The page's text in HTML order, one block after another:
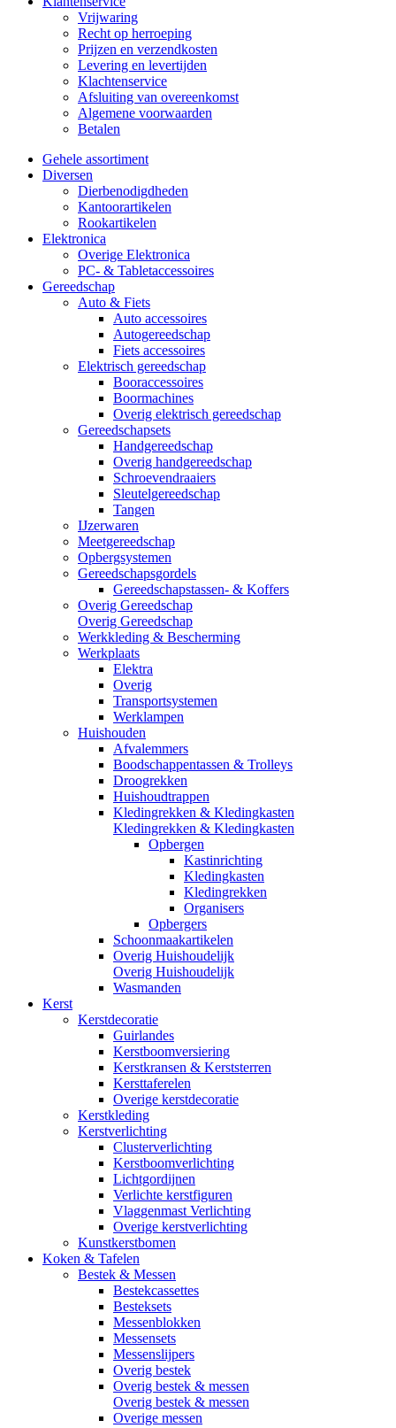
Vrijwaring
Recht op herroeping
Prijzen en verzendkosten
Levering en levertijden
Klachtenservice
Afsluiting van overeenkomst
Algemene voorwaarden
Betalen
Gehele assortiment
Diversen
Dierbenodigdheden
Kantoorartikelen
Rookartikelen
Elektronica
Overige Elektronica
PC- & Tabletaccessoires
Gereedschap
Auto & Fiets
Auto accessoires
Autogereedschap
Fiets accessoires
Elektrisch gereedschap
Booraccessoires
Boormachines
Overig elektrisch gereedschap
Gereedschapsets
Handgereedschap
Overig handgereedschap
Schroevendraaiers
Sleutelgereedschap
Tangen
IJzerwaren
Meetgereedschap
Opbergsystemen
Gereedschapsgordels
Gereedschapstassen- & Koffers
Overig Gereedschap
Overig Gereedschap
Werkkleding & Bescherming
Werkplaats
Elektra
Overig
Transportsystemen
Werklampen
Huishouden
Afvalemmers
Boodschappentassen & Trolleys
Droogrekken
Huishoudtrappen
Kledingrekken & Kledingkasten
Kledingrekken & Kledingkasten
Opbergen
Kastinrichting
Kledingkasten
Kledingrekken
Organisers
Opbergers
Schoonmaakartikelen
Overig Huishoudelijk
Overig Huishoudelijk
Wasmanden
Kerst
Kerstdecoratie
Guirlandes
Kerstboomversiering
Kerstkransen & Kerststerren
Kersttaferelen
Overige kerstdecoratie
Kerstkleding
Kerstverlichting
Clusterverlichting
Kerstboomverlichting
Lichtgordijnen
Verlichte kerstfiguren
Vlaggenmast Verlichting
Overige kerstverlichting
Kunstkerstbomen
Koken & Tafelen
Bestek & Messen
Bestekcassettes
Besteksets
Messenblokken
Messensets
Messenslijpers
Overig bestek
Overig bestek & messen
Overig bestek & messen
Overige messen